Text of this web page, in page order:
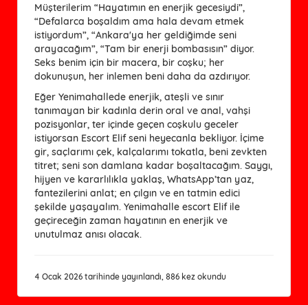
Müşterilerim “Hayatımın en enerjik gecesiydi”,
“Defalarca boşaldım ama hala devam etmek
istiyordum”, “Ankara'ya her geldiğimde seni
arayacağım”, “Tam bir enerji bombasısın” diyor.
Seks benim için bir macera, bir coşku; her
dokunuşun, her inlemen beni daha da azdırıyor.
Eğer Yenimahallede enerjik, ateşli ve sınır
tanımayan bir kadınla derin oral ve anal, vahşi
pozisyonlar, ter içinde geçen coşkulu geceler
istiyorsan Escort Elif seni heyecanla bekliyor. İçime
gir, saçlarımı çek, kalçalarımı tokatla, beni zevkten
titret; seni son damlana kadar boşaltacağım. Saygı,
hijyen ve kararlılıkla yaklaş, WhatsApp’tan yaz,
fantezilerini anlat; en çılgın ve en tatmin edici
şekilde yaşayalım. Yenimahalle escort Elif ile
geçireceğin zaman hayatının en enerjik ve
unutulmaz anısı olacak.
4 Ocak 2026 tarihinde yayınlandı, 886 kez okundu